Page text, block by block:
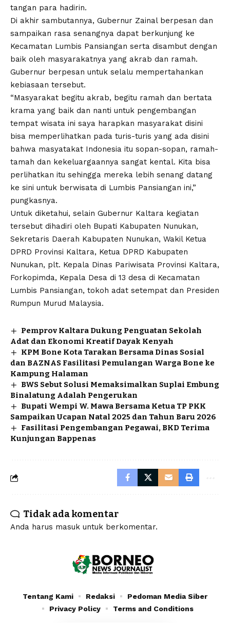
tangan para hadirin.
Di akhir sambutannya, Gubernur Zainal berpesan dan
sampaikan rasa senangnya dapat berkunjung ke
Kecamatan Lumbis Pansiangan serta disambut dengan
baik oleh masyarakatnya yang akrab dan ramah.
Gubernur berpesan untuk selalu mempertahankan
kebiasaan tersebut.
“Masyarakat begitu akrab, begitu ramah dan bertata
krama yang baik dan nanti untuk pengembangan
tempat wisata ini saya harapkan masyarakat disini
bisa memperlihatkan pada turis-turis yang ada disini
bahwa masyatakat Indonesia itu sopan-sopan, ramah-
tamah dan kekeluargaannya sangat kental. Kita bisa
perlihatkan itu sehingga mereka lebih senang datang
ke sini untuk berwisata di Lumbis Pansiangan ini,”
pungkasnya.
Untuk diketahui, selain Gubernur Kaltara kegiatan
tersebut dihadiri oleh Bupati Kabupaten Nunukan,
Sekretaris Daerah Kabupaten Nunukan, Wakil Ketua
DPRD Provinsi Kaltara, Ketua DPRD Kabupaten
Nunukan, plt. Kepala Dinas Pariwisata Provinsi Kaltara,
Forkopimda, Kepala Desa di 13 desa di Kecamatan
Lumbis Pansiangan, tokoh adat setempat dan Presiden
Rumpun Murud Malaysia.
Pemprov Kaltara Dukung Penguatan Sekolah
Adat dan Ekonomi Kreatif Dayak Kenyah
KPM Bone Kota Tarakan Bersama Dinas Sosial
dan BAZNAS Fasilitasi Pemulangan Warga Bone ke
Kampung Halaman
BWS Sebut Solusi Memaksimalkan Suplai Embung
Binalatung Adalah Pengerukan
Bupati Wempi W. Mawa Bersama Ketua TP PKK
Sampaikan Ucapan Natal 2025 dan Tahun Baru 2026
Fasilitasi Pengembangan Pegawai, BKD Terima
Kunjungan Bappenas
Tidak ada komentar
Anda harus masuk untuk berkomentar.
Tentang Kami Redaksi
Pedoman Media Siber
Privacy Policy
Terms and Conditions